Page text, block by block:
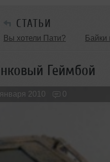
СТАТЬИ
Вы хотели Пати? Байки
Обзоры Вечеринок и
& Женщина
Геймбой
2010 0